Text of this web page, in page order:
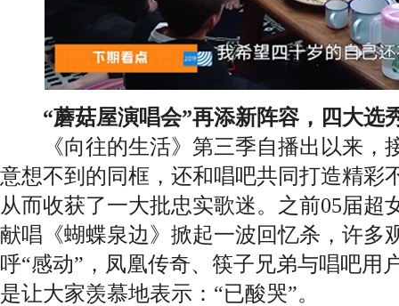
“蘑菇屋演唱会”再添新阵容，四大选
《向往的生活》第三季自播出以来，
意想不到的同框，还和唱吧共同打造精彩
从而收获了一大批忠实歌迷。之前05届超
献唱《蝴蝶泉边》掀起一波回忆杀，许多
呼“感动”，凤凰传奇、筷子兄弟与唱吧用
是让大家羡慕地表示：“已酸哭”。